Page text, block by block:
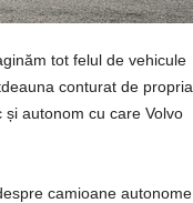
tot felul de vehicule
conturat de propria
autonom cu care Volvo
camioane autonome